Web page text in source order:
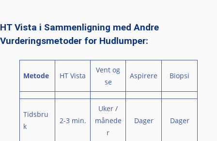
HT Vista i Sammenligning med Andre
Vurderingsmetoder for Hudlumper:
Metode HT Vista
Vent og
se
Aspirere Biopsi
Tidsbru
k
2-3 min.
Uker /
månede
r
Dager Dager